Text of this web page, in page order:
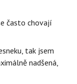
často chovají
tak jsem
nadšená,